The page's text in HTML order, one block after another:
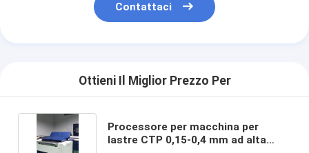
Contattaci
Ottieni Il Miglior Prezzo Per
Processore per macchina per
lastre CTP 0,15-0,4 mm ad alta